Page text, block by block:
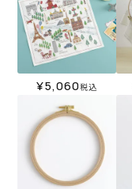
¥5,060税込